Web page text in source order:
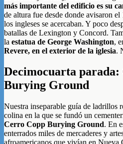
más importante del edificio es su
de altura fue desde donde avisaron
los ingleses se acercaban. Y poco
batallas de Lexington y Concord.
la estatua de George Washington,
Revere, en el exterior de la iglesia.
Decimocuarta
Burying Ground
Nuestra inseparable guía de ladrillos
colina en la que se fundó un
Cerro Copp Burying Ground. En
enterrados miles de mercaderes y